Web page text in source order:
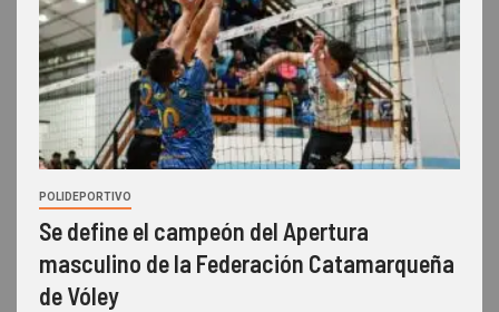
POLIDEPORTIVO
Se define el campeón del Apertura
masculino de la Federación Catamarqueña
de Vóley